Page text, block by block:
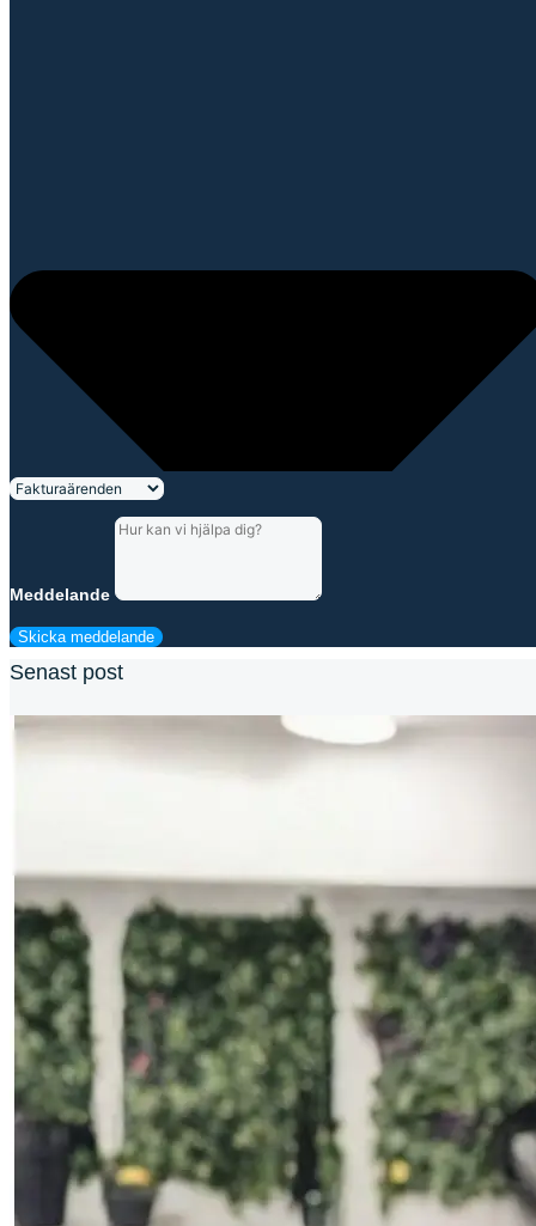
Meddelande
Skicka meddelande
Senast post